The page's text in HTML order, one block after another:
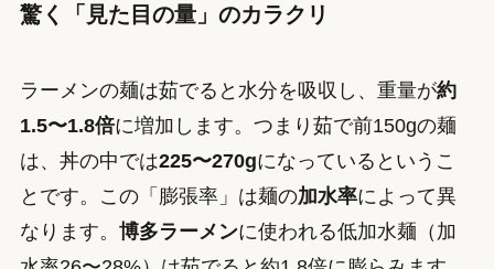
驚く「見た目の量」のカラクリ
ラーメンの麺は茹でると水分を吸収し、重量が約
1.5〜1.8倍に増加します。つまり茹で前150gの麺
は、丼の中では225〜270gになっているというこ
とです。この「膨張率」は麺の加水率によって異
なります。 博多ラーメンに使われる低加水麺（加